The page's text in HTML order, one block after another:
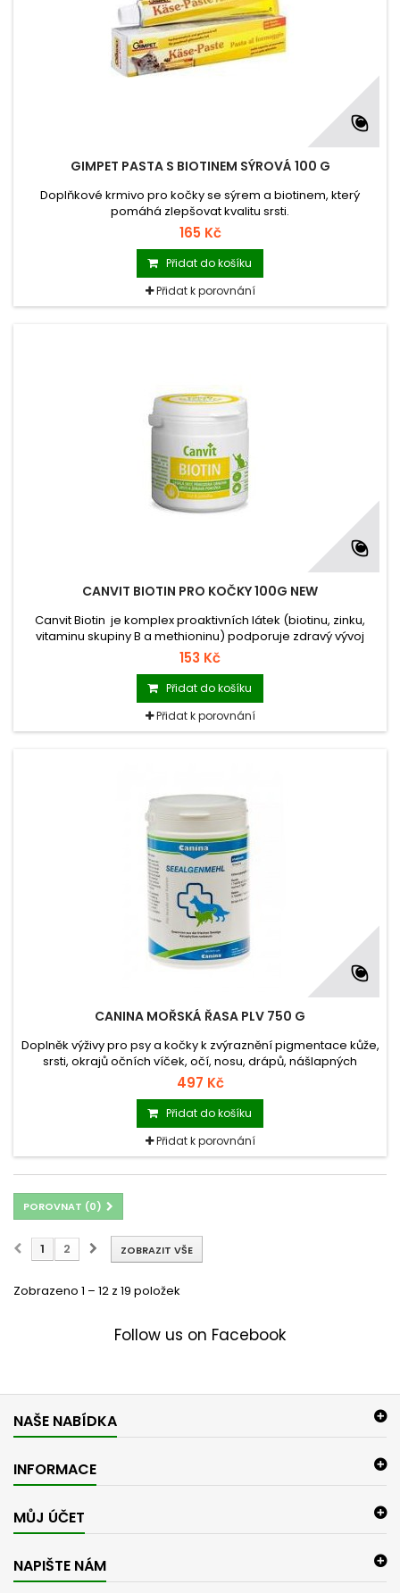
GIMPET PASTA S BIOTINEM SÝROVÁ 100 G
Doplňkové krmivo pro kočky se sýrem a biotinem, který
pomáhá zlepšovat kvalitu srsti.
165 Kč
Přidat do košíku
Přidat k porovnání
CANVIT BIOTIN PRO KOČKY 100G NEW
Canvit Biotin je komplex proaktivních látek (biotinu, zinku,
vitaminu skupiny B a methioninu) podporuje zdravý vývoj
kůže, kvalitu a lesk srsti, pozitivně ovlivňuje rohovinu drápků.
153 Kč
Přidat do košíku
Přidat k porovnání
CANINA MOŘSKÁ ŘASA PLV 750 G
Doplněk výživy pro psy a kočky k zvýraznění pigmentace kůže,
srsti, okrajů očních víček, očí, nosu, drápů, nášlapných
polštářků tlapek atd.
497 Kč
Přidat do košíku
Přidat k porovnání
POROVNAT (0)
ZOBRAZIT VŠE
1 2
Zobrazeno 1 – 12 z 19 položek
Follow us on Facebook
NAŠE NABÍDKA
INFORMACE
MŮJ ÚČET
NAPIŠTE NÁM